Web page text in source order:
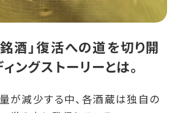
酒」復活への道を切り開
ィングストーリーとは。
が減少する中、各酒蔵は独自の